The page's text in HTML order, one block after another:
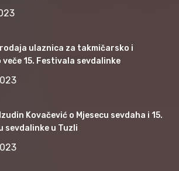
ulaznica za takmičarsko i
15. Festivala sevdalinke
Kovačević o Mjesecu sevdaha i 15.
sevdalinke u Tuzli